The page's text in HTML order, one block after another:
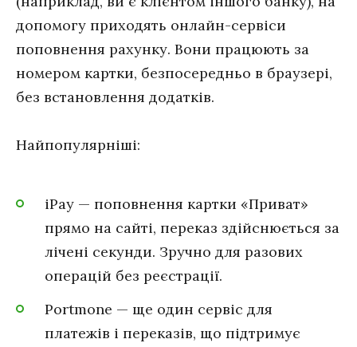
допомогу приходять онлайн-сервіси
поповнення рахунку. Вони працюють за
номером картки, безпосередньо в браузері,
без встановлення додатків.
Найпопулярніші:
iPay — поповнення картки «Приват»
прямо на сайті, переказ здійснюється за
лічені секунди. Зручно для разових
операцій без реєстрації.
Portmone — ще один сервіс для
платежів і переказів, що підтримує